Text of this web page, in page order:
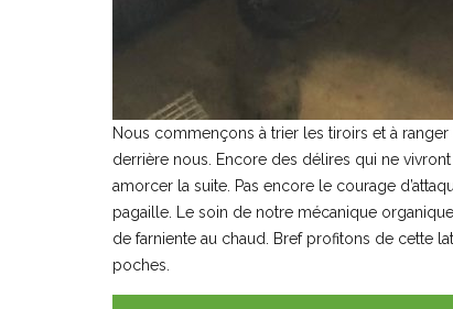
Nous commençons à trier les tiroirs et à
derrière nous. Encore des délires qui ne
amorcer la suite. Pas encore le courage
pagaille. Le soin de notre mécanique
de farniente au chaud. Bref profitons de cette
poches.